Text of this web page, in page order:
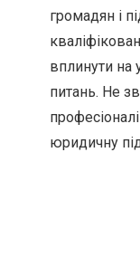
громадян і
вплинути на
питань. Не
юридичну